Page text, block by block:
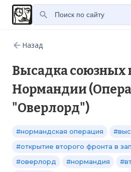
Назад
Высадка союзных
Нормандии
"Оверлорд")
#нормандская операция
#открытие второго фронта в
#оверлорд
#нормандия